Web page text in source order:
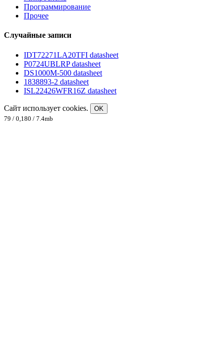
Программирование
Прочее
Случайные записи
IDT72271LA20TFI datasheet
P0724UBLRP datasheet
DS1000M-500 datasheet
1838893-2 datasheet
ISL22426WFR16Z datasheet
Сайт использует cookies.
OK
79 / 0,180 / 7.4mb